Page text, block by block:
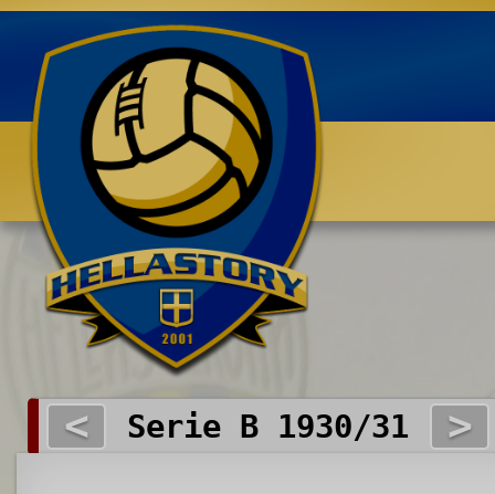
Benvenuti su HELLASTORY.net
< Serie B 1930/31 >